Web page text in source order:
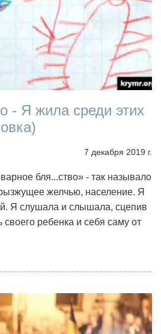
- Я жила среди этих
7 декабря 2019 г.
бля...ство» - так называло
желчью, население. Я
Я слушала и слышала, сцепив
своего ребенка и себя саму от